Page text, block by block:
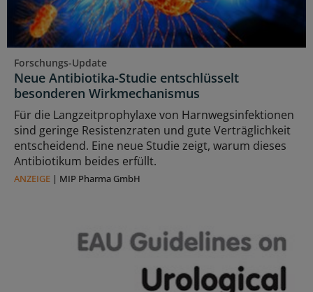
Forschungs-Update
Neue Antibiotika-Studie entschlüsselt
besonderen Wirkmechanismus
Für die Langzeitprophylaxe von Harnwegsinfektionen
sind geringe Resistenzraten und gute Verträglichkeit
entscheidend. Eine neue Studie zeigt, warum dieses
Antibiotikum beides erfüllt.
ANZEIGE | MIP Pharma GmbH